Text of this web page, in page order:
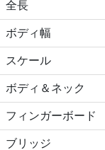
全長
ボディ幅
スケール
ボディ＆ネック
フィンガーボード
ブリッジ